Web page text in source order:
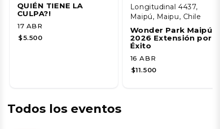
QUIÉN TIENE LA
CULPA?!
17 ABR
$5.500
Longitudinal 4437,
Maipú, Maipu, Chile
Wonder Park Maipú
2026 Extensión por
Éxito
16 ABR
$11.500
Todos los eventos